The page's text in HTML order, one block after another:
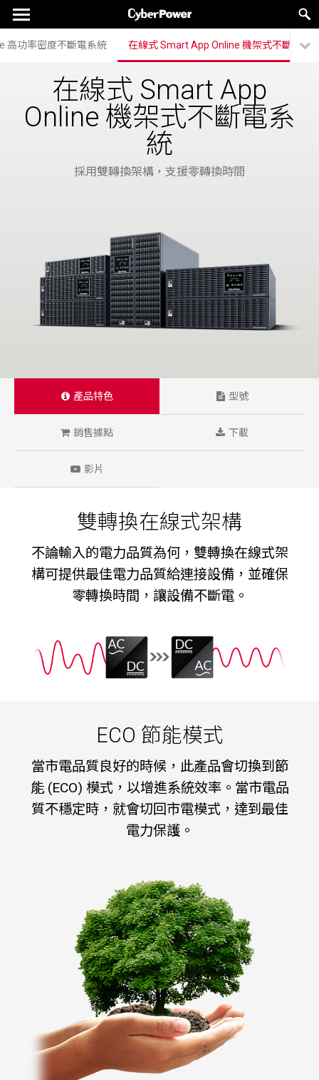
高功率密度不斷電系統 在線式 Smart App Online 機架式不斷電系
在線式 Smart App
Online 機架式不斷電系
統
採用雙轉換架構，支援零轉換時間
產品特色 型號
銷售據點 下載
影片
雙轉換在線式架構
不論輸入的電力品質為何，雙轉換在線式架
構可提供最佳電力品質給連接設備，並確保
零轉換時間，讓設備不斷電。
ECO 節能模式
當市電品質良好的時候，此產品會切換到節
能 (ECO) 模式，以增進系統效率。當市電品
質不穩定時，就會切回市電模式，達到最佳
電力保護。